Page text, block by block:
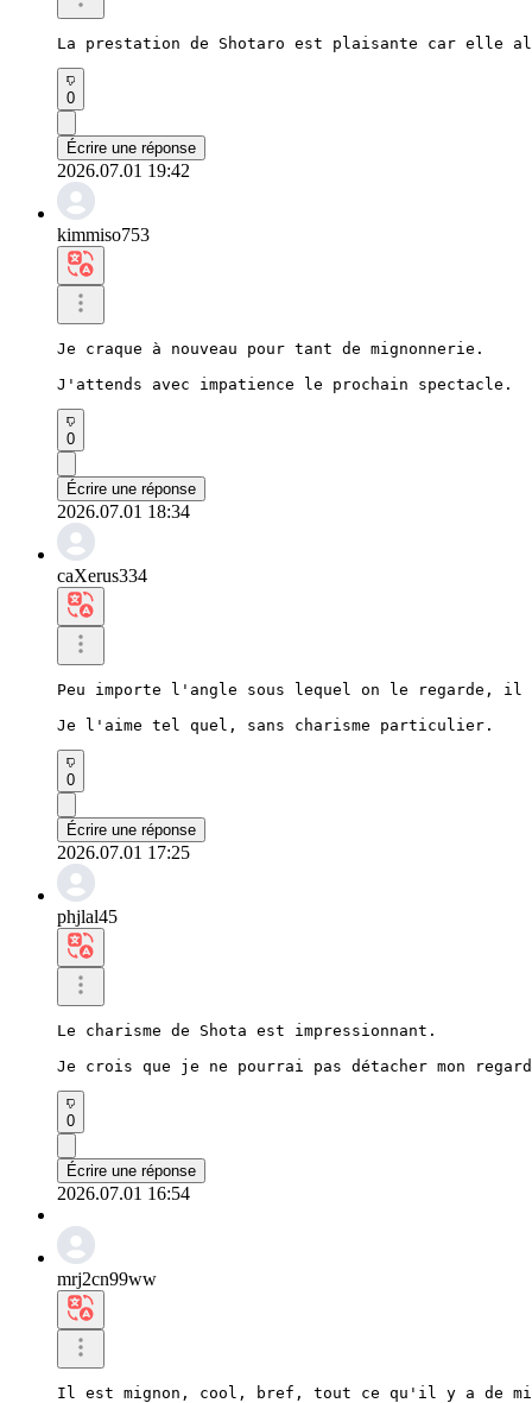
La prestation de Shotaro est plaisante car elle
0
Écrire une réponse
2026.07.01 19:42
kimmiso753
Je craque à nouveau pour tant de mignonnerie.
J'attends avec impatience le prochain spectacle.
0
Écrire une réponse
2026.07.01 18:34
caXerus334
Peu importe l'angle sous lequel on le regarde, il
Je l'aime tel quel, sans charisme particulier.
0
Écrire une réponse
2026.07.01 17:25
phjlal45
Le charisme de Shota est impressionnant.
Je crois que je ne pourrai pas détacher mon
0
Écrire une réponse
2026.07.01 16:54
mrj2cn99ww
Il est mignon, cool, bref, tout ce qu'il y a de